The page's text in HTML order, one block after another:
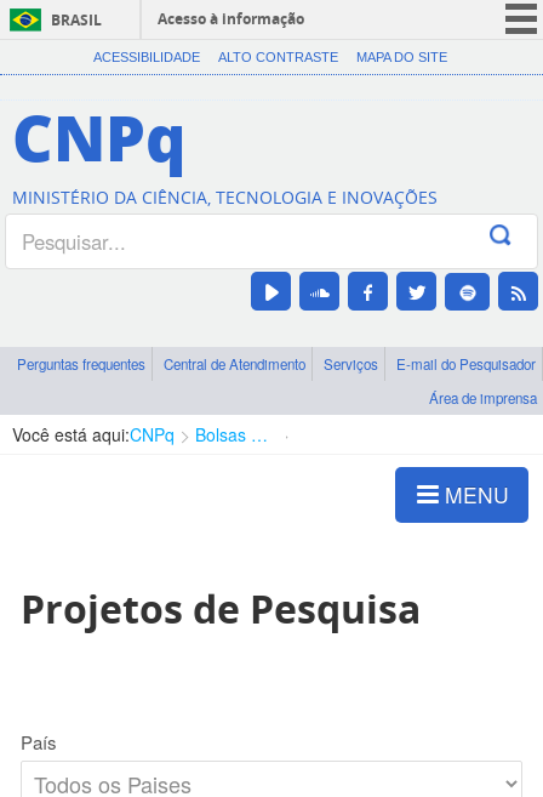
BRASIL
Acesso à informação
CORONAVÍRUS (COVID-19)
Canais
ACESSIBILIDADE ALTO CONTRASTE MAPA DO SITE
CNPq
MINISTÉRIO DA CIÊNCIA, TECNOLOGIA E INOVAÇÕES
Perguntas frequentes Central de Atendimento Serviços
E-mail do Pesquisador
Área de imprensa
Você está aqui:CNPq Bolsas e Auxílios Vigentes
MENU
Projetos de Pesquisa
País